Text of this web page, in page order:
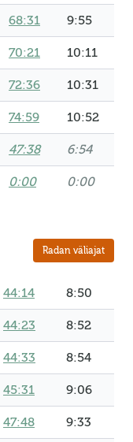
68:31 9:55
70:21 10:11
72:36 10:31
74:59 10:52
47:38 6:54
0:00 0:00
Radan väliajat
44:14 8:50
44:23 8:52
44:33 8:54
45:31 9:06
47:48 9:33